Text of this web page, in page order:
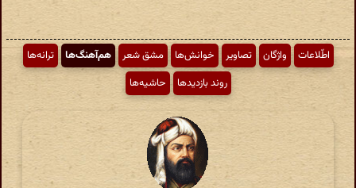
اطّلاعات واژگان تصاویر خوانش‌ها مشق شعر هم‌آهنگ‌ها
ترانه‌ها
روند بازدیدها
حاشیه‌ها